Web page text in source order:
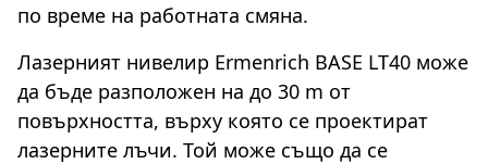
по време на работната смяна.
Лазерният нивелир Ermenrich BASE LT40 може
да бъде разположен на до 30 m от
повърхността, върху която се проектират
лазерните лъчи. Той може също да се